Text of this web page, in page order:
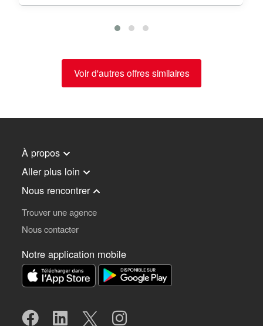
Voir d'autres offres similaires
À propos
Aller plus loin
Nous rencontrer
Trouver une agence
Nous contacter
Notre application mobile